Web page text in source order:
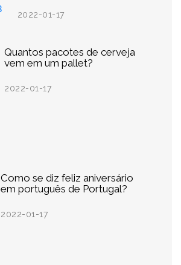
2022-01-17
Quantos pacotes de cerveja
vem em um pallet?
2022-01-17
Como se diz feliz aniversário
em português de Portugal?
2022-01-17